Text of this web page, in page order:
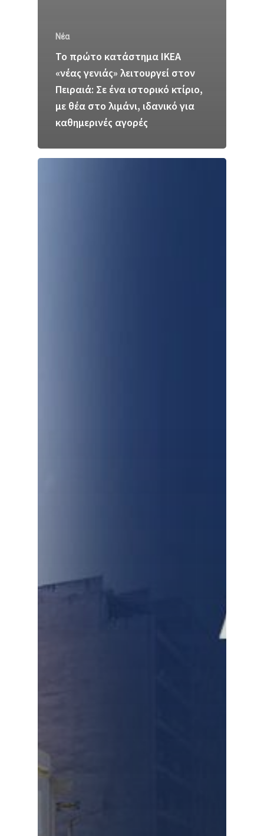
Νέα
Το πρώτο κατάστημα ΙΚΕΑ
«νέας γενιάς» λειτουργεί στον
Πειραιά: Σε ένα ιστορικό κτίριο,
με θέα στο λιμάνι, ιδανικό για
καθημερινές αγορές